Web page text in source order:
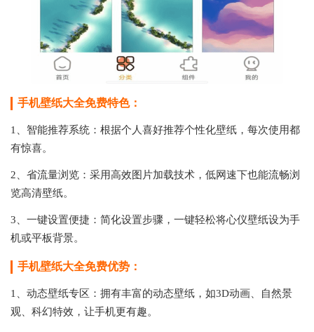
手机壁纸大全免费特色：
1、智能推荐系统：根据个人喜好推荐个性化壁纸，每次使用都
有惊喜。
2、省流量浏览：采用高效图片加载技术，低网速下也能流畅浏
览高清壁纸。
3、一键设置便捷：简化设置步骤，一键轻松将心仪壁纸设为手
机或平板背景。
手机壁纸大全免费优势：
1、动态壁纸专区：拥有丰富的动态壁纸，如3D动画、自然景
观、科幻特效，让手机更有趣。